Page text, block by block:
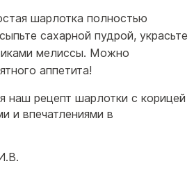
шарлотка полностью
сахарной пудрой, украсьте
мелиссы. Можно
аппетита!
наш рецепт шарлотки с корицей
и впечатлениями в